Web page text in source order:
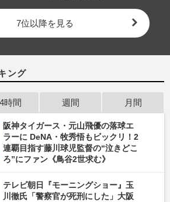
7位以降を見る
ング
時間 週間 月間
阪神タイガース・元山飛優の落球エ
ラーに DeNA・牧秀悟もビックリ！2
連覇目指す藤川球児監督の“泣きどこ
ろ”にファン《鳥谷2世求む》
テレビ朝日『モーニングショー』玉
川徹氏「警察官が死刑にした」大阪